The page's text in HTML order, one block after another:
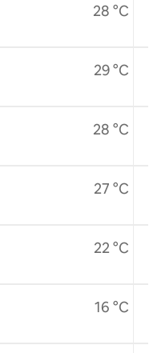
28 °C
29 °C
28 °C
27 °C
22 °C
16 °C